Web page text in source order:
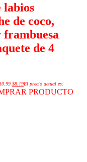
de coco,
frambuesa
de 4
$8.19El precio actual es:
PRODUCTO